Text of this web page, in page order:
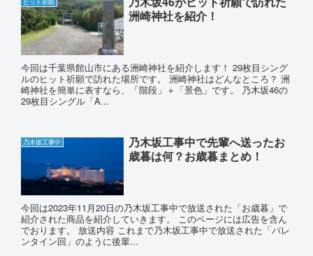
ヒット祈願
洲崎神社を紹介！
今回は千葉県館山市にある洲崎神社を紹介します！ 29枚目シング
ルのヒット祈願で訪れた場所です。 洲崎神社はどんなところ？ 洲
崎神社を簡単に表すなら、「階段」＋「景色」です。 乃木坂46の
29枚目シングル「A...
乃木坂工事中
乃木坂工事中で先輩へ送ったお
歳暮は何？お歳暮まとめ！
今回は2023年11月20日の乃木坂工事中で放送された「お歳暮」で
紹介された商品を紹介していきます。 このページには広告を含ん
でおります。 放送内容 これまで乃木坂工事中で放送された「バレ
ンタイン回」のように後輩...